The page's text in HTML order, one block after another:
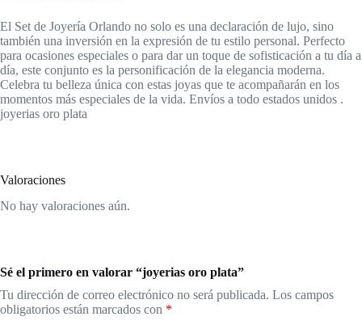
El Set de Joyería Orlando no solo es una declaración de lujo, sino
también una inversión en la expresión de tu estilo personal. Perfecto
para ocasiones especiales o para dar un toque de sofisticación a tu día a
día, este conjunto es la personificación de la elegancia moderna.
Celebra tu belleza única con estas joyas que te acompañarán en los
momentos más especiales de la vida. Envíos a todo estados unidos .
joyerias oro plata
Valoraciones
No hay valoraciones aún.
Sé el primero en valorar “joyerias oro plata”
Tu dirección de correo electrónico no será publicada. Los campos
obligatorios están marcados con *